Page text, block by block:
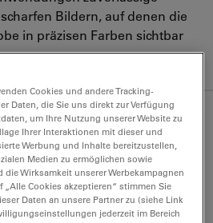
Bildern, auf denen die
in präzisen Farben sichtbar
12-Megapixel-CMOS-Sensors
und nehmen Sie
auf
Cookies und andere Tracking-
Daten, die Sie uns direkt zur Verfügung
um Ihre Nutzung unserer Website zu
Ihrer Interaktionen mit dieser und
Werbung und Inhalte bereitzustellen,
Medien zu ermöglichen sowie
Wirksamkeit unserer Werbekampagnen
„Alle Cookies akzeptieren“ stimmen Sie
Daten an unsere Partner zu (siehe Link
jederzeit im Bereich